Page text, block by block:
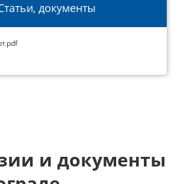
документы
и документы